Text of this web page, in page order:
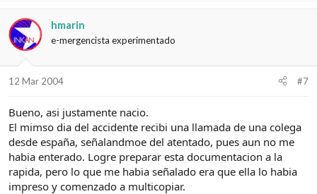
hmarin
e-mergencista experimentado
12 Mar 2004 #7
Bueno, asi justamente nacio.
El mimso dia del accidente recibi una llamada de una colega
desde españa, señalandmoe del atentado, pues aun no me
habia enterado. Logre preparar esta documentacion a la
rapida, pero lo que me habia señalado era que ella lo habia
impreso y comenzado a multicopiar.